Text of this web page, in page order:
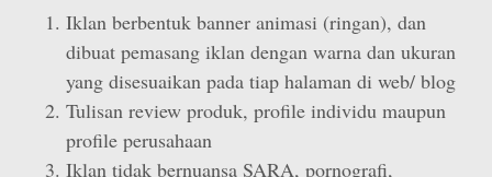
Iklan berbentuk banner animasi (ringan), dan
dibuat pemasang iklan dengan warna dan ukuran
yang disesuaikan pada tiap halaman di web/ blog
Tulisan review produk, profile individu maupun
profile perusahaan
Iklan tidak bernuansa SARA, pornografi,